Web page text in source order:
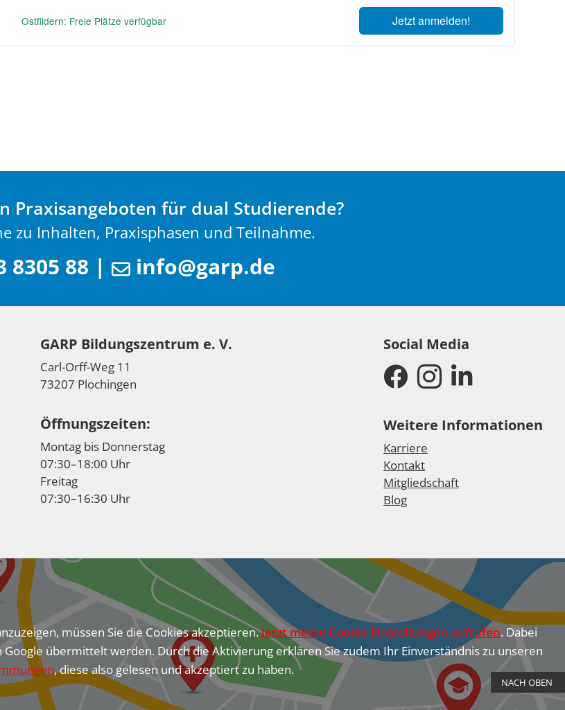
Ostfildern: Freie Plätze verfügbar Jetzt anmelden!
Praxisangeboten für dual Studierende?
zu Inhalten, Praxisphasen und Teilnahme.
8305 88 | info@garp.de
GARP Bildungszentrum e. V.
Carl-Orff-Weg 11
73207 Plochingen
Öffnungszeiten:
Montag bis Donnerstag
07:30–18:00 Uhr
Freitag
07:30–16:30 Uhr
Social Media
Weitere Informationen
Karriere
Kontakt
Mitgliedschaft
Blog
müssen Sie die Cookies akzeptieren.Jetzt meine Cookie Einstellungen aufrufen. Dabei
übermittelt werden. Durch die Aktivierung erklären Sie zudem Ihr Einverständnis zu unseren
, diese also gelesen und akzeptiert zu haben.
NACH OBEN